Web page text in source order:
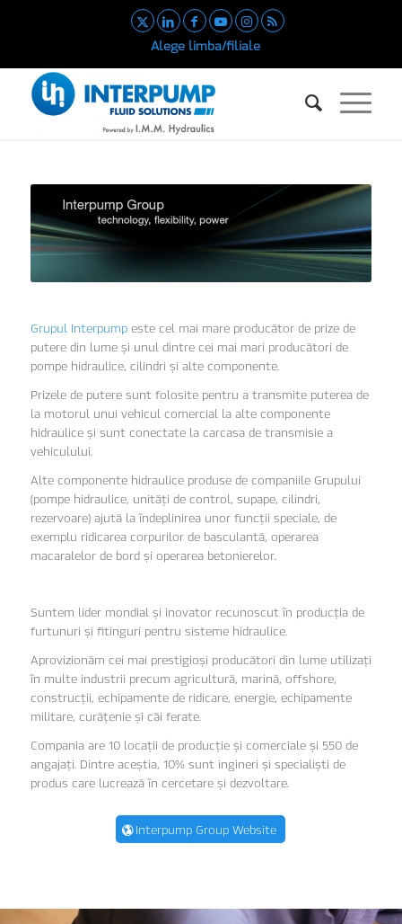
Alege limba/filiale
Grupul Interpumpeste cel mai mare producător de prize de
putere din lume și unul dintre cei mai mari producători de
pompe hidraulice, cilindri și alte componente.
Prizele de putere sunt folosite pentru a transmite puterea de
la motorul unui vehicul comercial la alte componente
hidraulice și sunt conectate la carcasa de transmisie a
vehiculului.
Alte componente hidraulice produse de companiile Grupului
(pompe hidraulice, unități de control, supape, cilindri,
rezervoare) ajută la îndeplinirea unor funcții speciale, de
exemplu ridicarea corpurilor de basculantă, operarea
macaralelor de bord și operarea betonierelor.
Suntem lider mondial și inovator recunoscut în producția de
furtunuri și fitinguri pentru sisteme hidraulice.
Aprovizionăm cei mai prestigioși producători din lume utilizați
în multe industrii precum agricultură, marină, offshore,
construcții, echipamente de ridicare, energie, echipamente
militare, curățenie și căi ferate.
Compania are 10 locații de producție și comerciale și 550 de
angajați. Dintre aceștia, 10% sunt ingineri și specialiști de
produs care lucrează în cercetare și dezvoltare.
Interpump Group Website